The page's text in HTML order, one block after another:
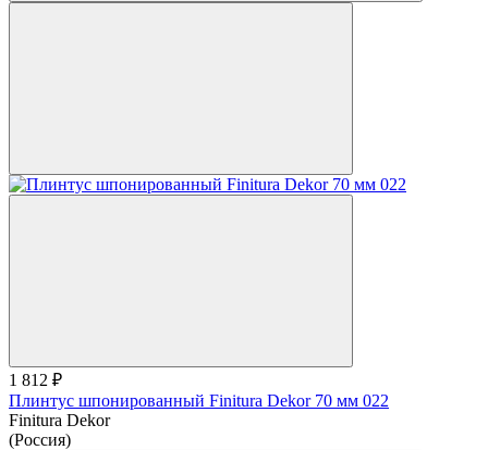
1 812 ₽
Плинтус шпонированный Finitura Dekor 70 мм 022
Finitura Dekor
(Россия)